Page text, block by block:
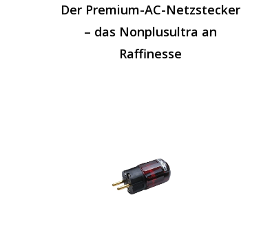
Der Premium-AC-Netzstecker
– das Nonplusultra an
Raffinesse